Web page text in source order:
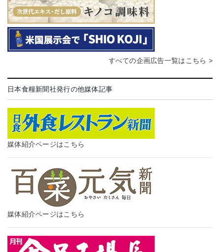
すべての企画広告一覧はこちら >
日本食糧新聞社発行の他媒体記事
媒体紹介ページはこちら
媒体紹介ページはこちら